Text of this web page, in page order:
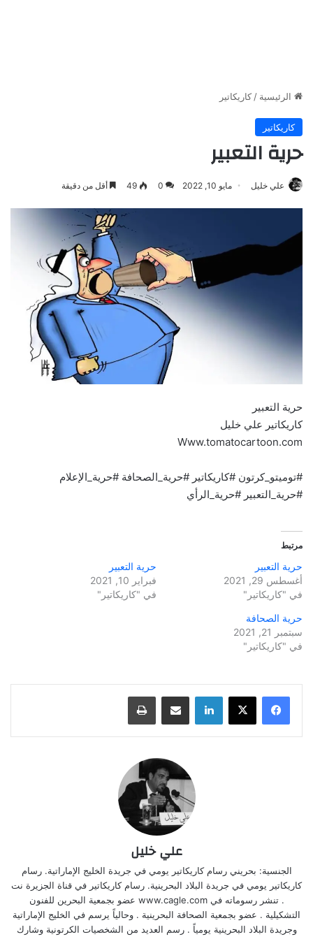
الرئيسية / كاريكاتير
كاريكاتير
حرية التعبير
علي خليل مايو 10, 2022 0
49 أقل من دقيقة
حرية التعبير
كاريكاتير علي خليل
Www.tomatocartoon.com
#توميتو_كرتون #كاريكاتير #حرية_الصحافة #حرية_الإعلام
#حرية_التعبير #حرية_الرأي
مرتبط
حرية التعبير
أغسطس 29, 2021
في "كاريكاتير"
حرية التعبير
فبراير 10, 2021
في "كاريكاتير"
حرية الصحافة
سبتمبر 21, 2021
في "كاريكاتير"
لينكدإن مشاركة عبر البريد طباعة
علي خليل
الجنسية: بحريني رسام كاريكاتير يومي في جريدة الخليج الإماراتية. رسام
كاريكاتير يومي في جريدة البلاد البحرينية. رسام كاريكاتير في قناة الجزيرة نت
. تنشر رسوماته في www.cagle.com عضو بجمعية البحرين للفنون
التشكيلية . عضو بجمعية الصحافة البحرينية . وحالياً يرسم في الخليج الإماراتية
وجريدة البلاد البحرينية يومياً . رسم العديد من الشخصيات الكرتونية وشارك